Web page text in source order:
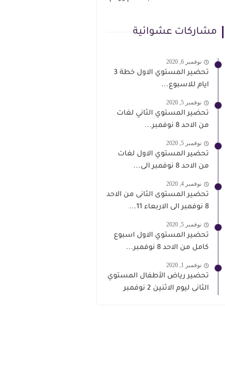
مشاركات عشوائية
نوفمبر 6, 2020
تحضير المستوي الاول خطة 3
ايام للاسبوع...
نوفمبر 5, 2020
تحضير المستوي الثاني لغات
من الاحد 8 نوفمبر...
نوفمبر 5, 2020
تحضير المستوي الاول لغات
من الاحد 8 نوفمبر الى...
نوفمبر 4, 2020
تحضير المستوى الثانى من الاحد
8 نوفمبر الى الاربعاء 11...
نوفمبر 5, 2020
تحضير المستوي الاول اسبوع
كامل من الاحد 8 نوفمبر...
نوفمبر 1, 2020
تحضير رياض الأطفال المستوي
الثانى ليوم الاثنين 2 نوفمبر